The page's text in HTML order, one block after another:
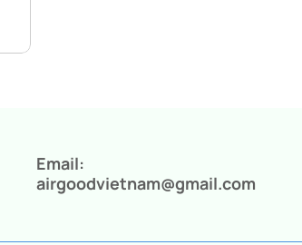
Email:
airgoodvietnam@gmail.com